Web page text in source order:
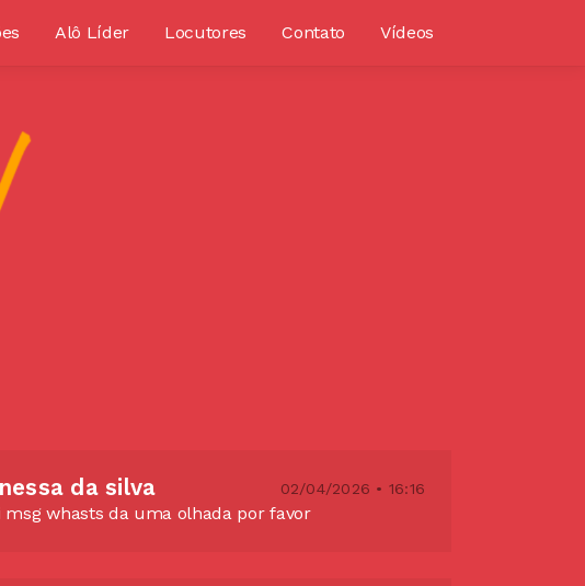
Alô Líder Locutores Contato Vídeos
da silva 02/04/2026 • 16:16
msg whasts da uma olhada por favor